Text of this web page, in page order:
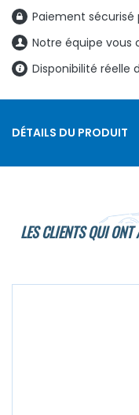
Paiement sécurisé
Notre équipe vous
Disponibilité réelle
DÉTAILS DU PRODUIT
LES CLIENTS QUI ONT